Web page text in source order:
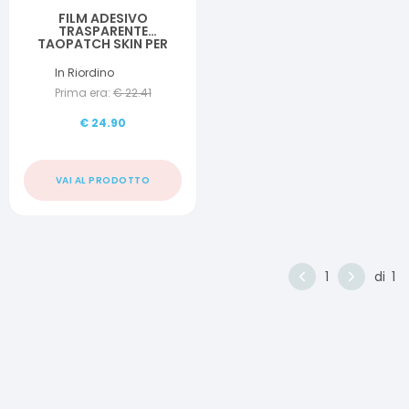
FILM ADESIVO
TRASPARENTE
TAOPATCH SKIN PER
DISPOSITIVO TAOPATC
3,8X3,8 CM+ 50 PEZZI
In Riordino
Prima era: €22.41
€ 24.90
VAI AL PRODOTTO
1 di 1